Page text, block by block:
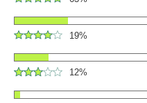
19%
12%